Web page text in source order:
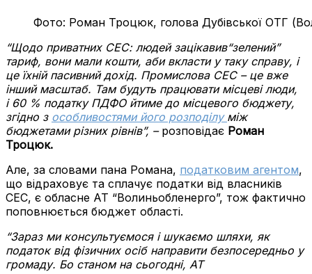
Фото: Роман Троцюк, голова Дубівської ОТГ
“Щодо приватних СЕС: людей зацікавив“зелений”
тариф, вони мали кошти, аби вкласти у таку справу, і
це їхній пасивний дохід. Промислова СЕС – це вже
інший масштаб. Там будуть працювати місцеві люди,
і 60 % податку ПДФО йтиме до місцевого бюджету,
згідно з особливостями його розподілу між
бюджетами різних рівнів”, – розповідає Роман
Троцюк.
Але, за словами пана Романа, податковим агентом,
що відраховує та сплачує податки від власників
СЕС, є обласне АТ “Волиньобленерго”, тож фактично
поповнюється бюджет області.
“Зараз ми консультуємося і шукаємо шляхи, як
податок від фізичних осіб направити безпосередньо у
громаду. Бо станом на сьогодні, АТ